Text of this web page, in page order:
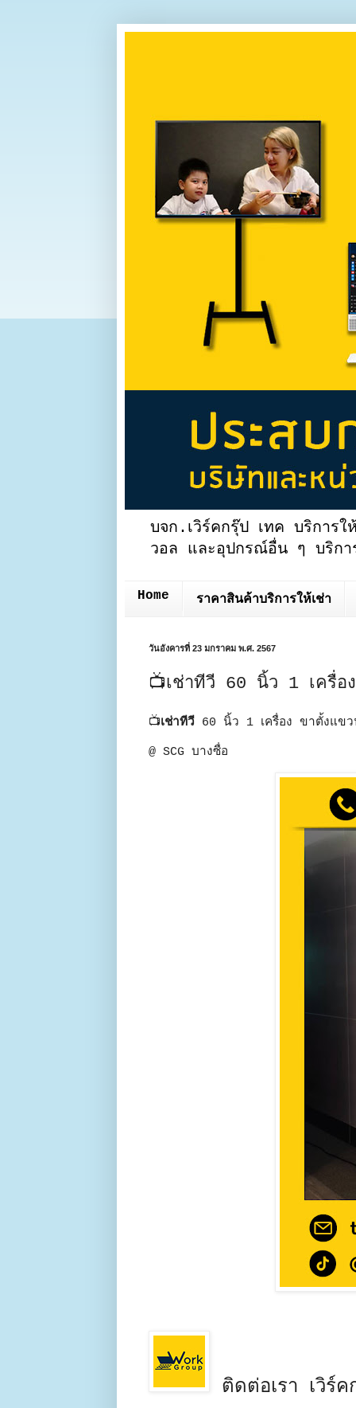
บจก.เวิร์คกรุ๊ป เทค บริการ
วอล และอุปกรณ์อื่น ๆ บริกา
Home ราคาสินค้าบริการให้เช่า
วันอังคารที่ 23 มกราคม พ.ศ. 2567
📺เช่าทีวี 60 นิ้ว 1 เครื่อ
📺เช่าทีวี 60 นิ้ว 1 เครื่อง ขาตั้งแข
@ SCG บางซื่อ
ติดต่อเรา เวิร์ค